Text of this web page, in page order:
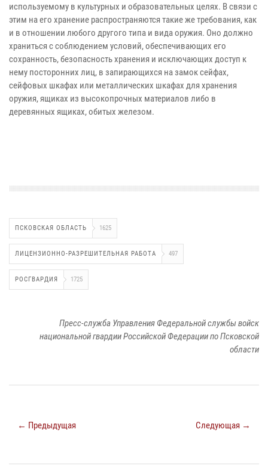
используемому в культурных и образовательных целях. В связи с
этим на его хранение распространяются такие же требования, как
и в отношении любого другого типа и вида оружия. Оно должно
храниться с соблюдением условий, обеспечивающих его
сохранность, безопасность хранения и исключающих доступ к
нему посторонних лиц, в запирающихся на замок сейфах,
сейфовых шкафах или металлических шкафах для хранения
оружия, ящиках из высокопрочных материалов либо в
деревянных ящиках, обитых железом.
ПСКОВСКАЯ ОБЛАСТЬ 1625
ЛИЦЕНЗИОННО-РАЗРЕШИТЕЛЬНАЯ РАБОТА 497
РОСГВАРДИЯ 1725
Пресс-служба Управления Федеральной службы войск
национальной гвардии Российской Федерации по Псковской
области
← Предыдущая Следующая →